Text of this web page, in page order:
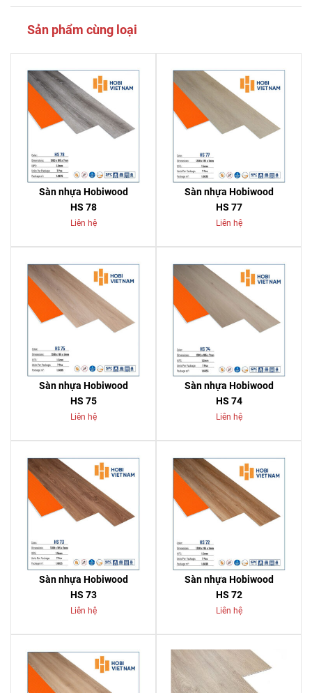
Sản phẩm cùng loại
Sàn nhựa Hobiwood
HS 78
Liên hệ
Sàn nhựa Hobiwood
HS 77
Liên hệ
Sàn nhựa Hobiwood
HS 75
Liên hệ
Sàn nhựa Hobiwood
HS 74
Liên hệ
Sàn nhựa Hobiwood
HS 73
Liên hệ
Sàn nhựa Hobiwood
HS 72
Liên hệ